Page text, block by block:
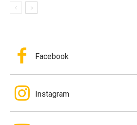
Facebook
Instagram